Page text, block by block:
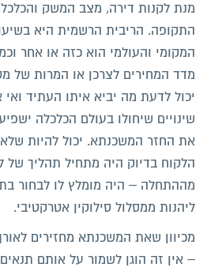
מנת לקנות דירה, מצב המשק
התקופה. הריבית הרשמית היא
המקומי והעולמי הוא כזה או אחר
מדד המחירים לצרכן או המרות של
יכול לדעת מה יביא איתו העתיד
שינויים שיחולו בעולם הכלכלה
את החזר המשכנתא. יכול להיות
הלקוח בדיוק היה מתחיל תהליך
מההתחלה – היה מומלץ לו לבחור
ליהנות ממסלול סילוקין אטרקטיבי.
– אין זה הוגן לשמור על אותם